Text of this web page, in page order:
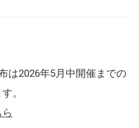
は2026年5月中開催までの
。